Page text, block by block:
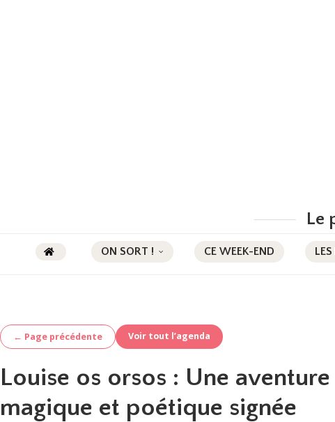
Le
ON SORT ! CE WEEK-END
← Page précédente Voir tout l’agenda
Louise os orsos : Une aventure
magique et poétique signée